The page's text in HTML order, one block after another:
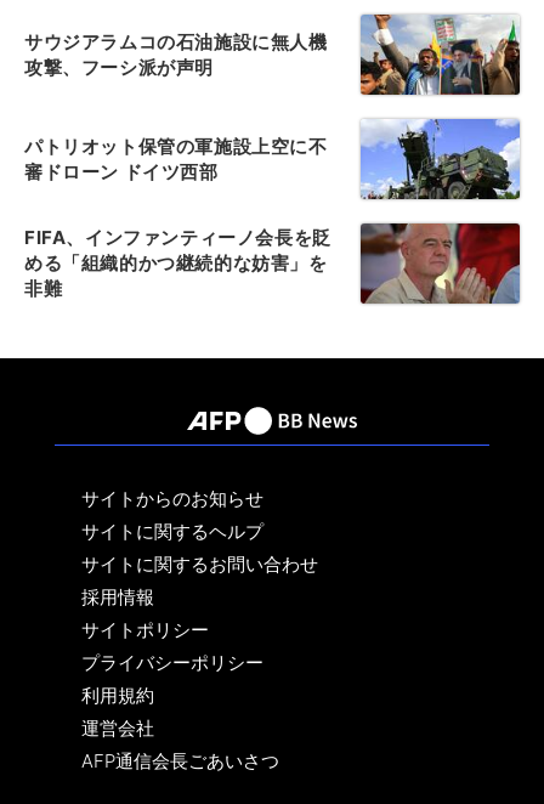
サウジアラムコの石油施設に無人機
攻撃、フーシ派が声明
パトリオット保管の軍施設上空に不
審ドローン ドイツ西部
FIFA、インファンティーノ会長を貶
める「組織的かつ継続的な妨害」を
非難
サイトからのお知らせ
サイトに関するヘルプ
サイトに関するお問い合わせ
採用情報
サイトポリシー
プライバシーポリシー
利用規約
運営会社
AFP通信会長ごあいさつ